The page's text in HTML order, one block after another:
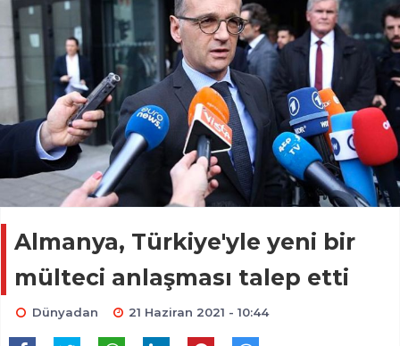
Almanya, Türkiye'yle yeni bir
mülteci anlaşması talep etti
Dünyadan 21 Haziran 2021 - 10:44